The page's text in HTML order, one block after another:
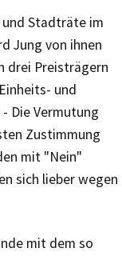
Stadträte im
Jung von ihnen
drei Preisträgern
und
Die Vermutung
Zustimmung
mit "Nein"
sich lieber wegen
mit dem so